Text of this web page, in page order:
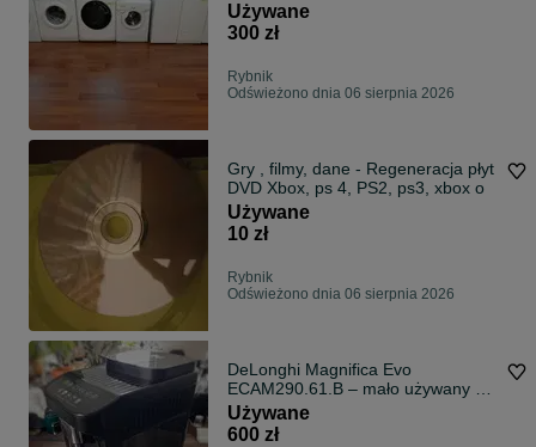
Używane
300 zł
Rybnik
Odświeżono dnia 06 sierpnia 2026
Gry , filmy, dane - Regeneracja płyt
DVD Xbox, ps 4, PS2, ps3, xbox o
Używane
10 zł
Rybnik
Odświeżono dnia 06 sierpnia 2026
DeLonghi Magnifica Evo
ECAM290.61.B – mało używany +
2 filtry
Używane
600 zł